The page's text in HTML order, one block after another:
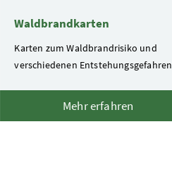
Waldbrandkarten
Karten zum Waldbrandrisiko und
verschiedenen Entstehungsgefahren
Mehr erfahren